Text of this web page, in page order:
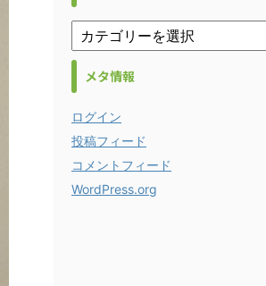
メタ情報
ログイン
投稿フィード
コメントフィード
WordPress.org